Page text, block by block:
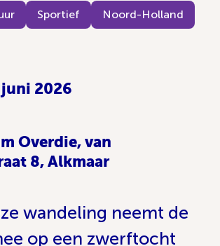
Sportief Noord-Holland
2026
Overdie, van
8, Alkmaar
wandeling neemt de
op een zwerftocht